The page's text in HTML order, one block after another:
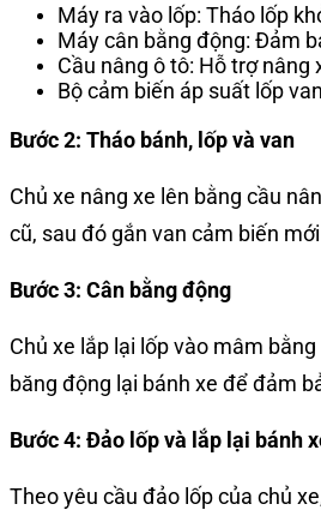
Máy ra vào lốp: Tháo lốp
Máy cân bằng động: Đảm
Cầu nâng ô tô: Hỗ trợ nâng
Bộ cảm biến áp suất lốp
Bước 2: Tháo bánh, lốp và van
Chủ xe nâng xe lên bằng cầu
cũ, sau đó gắn van cảm biến
Bước 3: Cân bằng động
Chủ xe lắp lại lốp vào mâm
băng động lại bánh xe để đảm
Bước 4: Đảo lốp và lắp lại bánh
Theo yêu cầu đảo lốp của chủ